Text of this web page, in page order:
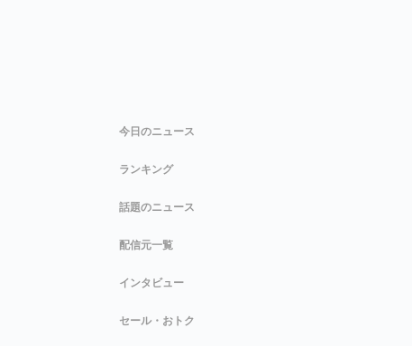
今日のニュース
ランキング
話題のニュース
配信元一覧
インタビュー
セール・おトク